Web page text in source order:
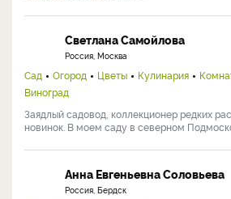
Светлана Самойлова
Россия, Москва
Сад Огород Цветы Кулинария
Виноград
Заядлый садовод, коллекционер редких
новинок. В моем саду в северном
Анна Евгеньевна Соловьева
Россия, Бердск